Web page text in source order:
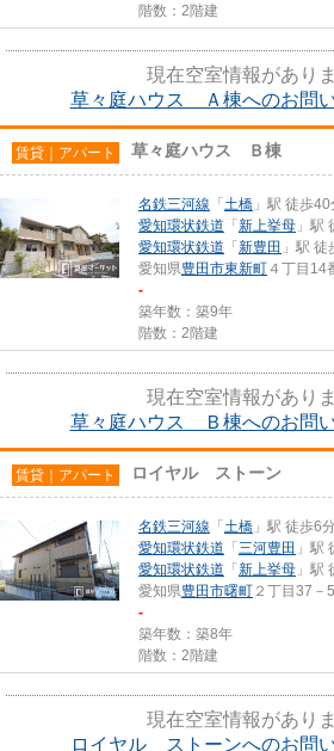
階数：2階建
現在空室情報がありま
草々庭ハウス Ａ棟へのお問
賃貸｜アパート 草々庭ハウス Ｂ棟
名鉄三河線 「 土橋 」駅 徒歩40
愛知環状鉄道 「 新上挙母 」駅
愛知環状鉄道 「 新豊田 」駅
愛知県豊田市東新町 ４丁目14
-
築年数：築9年
階数：2階建
現在空室情報がありま
草々庭ハウス Ｂ棟へのお問
賃貸｜アパート ロイヤル ストーン
名鉄三河線 「 土橋 」駅 徒歩6
愛知環状鉄道 「 三河豊田 」駅
愛知環状鉄道 「 新上挙母 」駅
愛知県豊田市曙町 ２丁目37－5
-
築年数：築8年
階数：2階建
現在空室情報がありま
ロイヤル ストーンへのお問